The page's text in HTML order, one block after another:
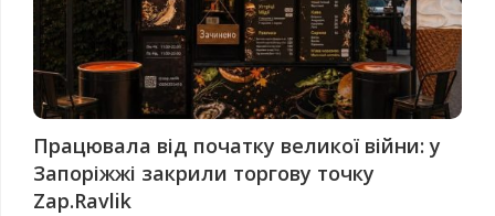
Працювала від початку великої війни: у
Запоріжжі закрили торгову точку
Zap.Ravlik